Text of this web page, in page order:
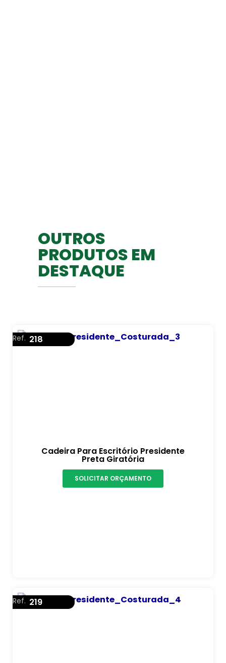
OUTROS
PRODUTOS EM
DESTAQUE
Cadeira Para Escritório Presidente
Preta Giratória
Ref. 218
SOLICITAR ORÇAMENTO
Ref. 219